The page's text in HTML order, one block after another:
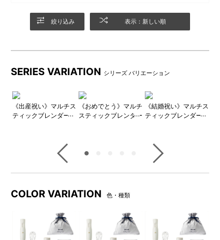
レンダーカップは電子レンジ
対応。下ごしらえからそのま
ま加熱調理も。
チョッパー(刻む・砕く)、ホイ
ッパー(泡立てる)のアタッチメ
ントでお料理がぐんと便利
チョッパーボトルの底のすべ
ブレンダースティックはお鍋
ーやテフロン等の表面コーテ
ィング加工された鍋やボウル
等ではご使用できません。必
ず、お持ちのお鍋やボウルの
絞り込み 表示：新しい順
SERIES VARIATION シリーズ バリエーション
《出産祝い》マルチス
ティックブレンダー2
《おめでとう》マルチ
スティックブレンダー
《結婚祝い》マルチス
ティックブレンダー
COLOR VARIATION 色・種類